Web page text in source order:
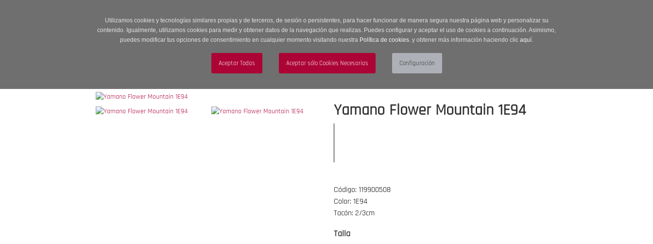
Utilizamos cookies y tecnologías similares propias y de terceros, de sesión o persistentes, para hacer funcionar de manera segura nuestra página web y personalizar su
contenido. Igualmente, utilizamos cookies para medir y obtener datos de la navegación que realizas. Puedes configurar y aceptar el uso de cookies a continuación. Asimismo,
puedes modificar tus opciones de consentimiento en cualquier momento visitando nuestra Política de cookies. y obtener más información haciendo clic aquí.
MUJER HOMBRE ACCESORIOS
Yamano Flower Mountain 1E94
Código: 119900508
Color: 1E94
Tacón: 2/3cm
Talla